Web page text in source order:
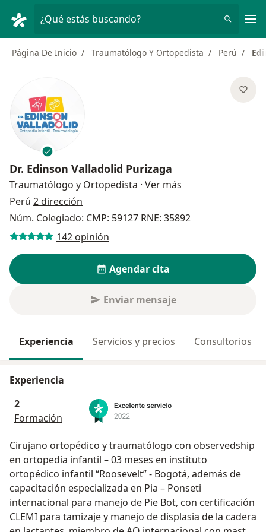
¿Qué estás buscando?
Página De Inicio Traumatólogo Y Ortopedista Perú
Dr. Edinson Valladolid Purizaga
Traumatólogo y Ortopedista · Ver más
Perú 2 dirección
Núm. Colegiado: CMP: 59127 RNE: 35892
142 opinión
Agendar cita
Enviar mensaje
Experiencia Servicios y precios Consultorios
Experiencia
2
Formación
Cirujano ortopédico y traumatólogo con observedship
en ortopedia infantil – 03 meses en instituto
ortopédico infantil “Roosevelt” - Bogotá, además de
capacitación especializada en Pia – Ponseti
internacional para manejo de Pie Bot, con certificación
CLEMI para tamizaje y manejo de displasia de la cadera